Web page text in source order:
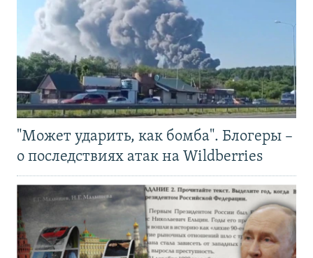
"Может ударить, как бомба". Блогеры –
о последствиях атак на Wildberries